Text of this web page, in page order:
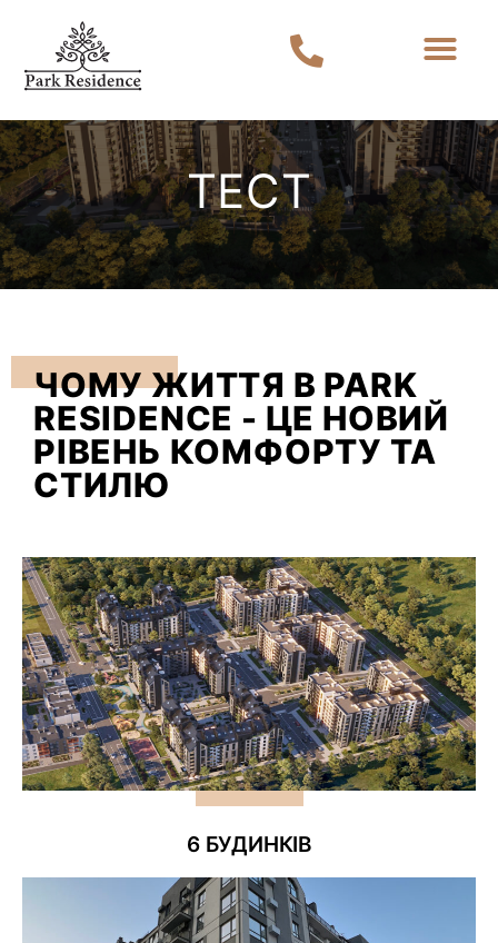
ТЕСТ
ЧОМУ ЖИТТЯ В PARK
RESIDENCE - ЦЕ НОВИЙ
РІВЕНЬ КОМФОРТУ ТА
СТИЛЮ
6 БУДИНКІВ